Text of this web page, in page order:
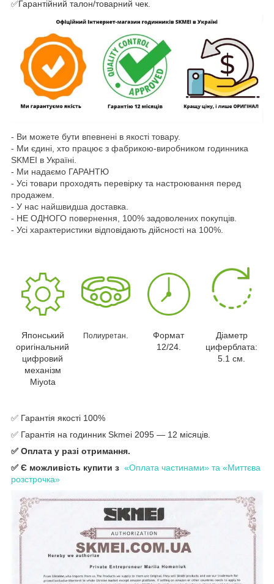
✅Гарантійний талон/товарний чек.
- Ви можете бути впевнені в якості товару.
- Ми єдині, хто працює з фабрикою-виробником годинника
SKMEI в Україні.
- Ми надаємо ГАРАНТЮ
- Усі товари проходять перевірку та настроювання перед
продажем.
- У нас найшвидша доставка.
- НЕ ОДНОГО повернення, 100% задоволених покупців.
- Усі характеристики відповідають дійсності на 100%.
Японський
оригінальний
цифровий
механізм
Miyota
Полиуретан
Формат
12/24.
Діаметр
циферблата:
5.1 см.
✅ Гарантія якості 100%
✅ Гарантія на годинник Skmei 2095 — 12 місяців.
✅ Оплата у разі отримання.
✅ Є можливість купити з «Оплата частинами» та «Миттєва
розстрочка»